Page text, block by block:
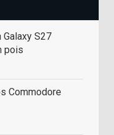
Galaxy S27
pois
Commodore